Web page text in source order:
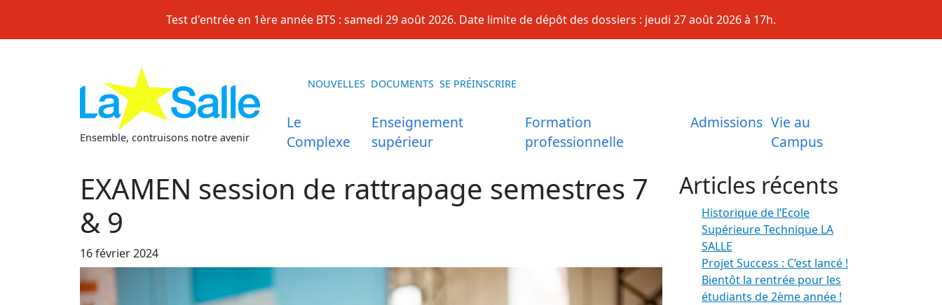
content
Test d'entrée en 1ère année BTS : samedi 29 août 2026. Date limite de dépôt des dossiers : jeudi 27 août 2026 à 17h.
Ensemble, contruisons notre avenir
NOUVELLES DOCUMENTS SE PRÉINSCRIRE
Le
Complexe
Enseignement
supérieur
Formation
professionnelle
Admissions Vie au
Campus
EXAMEN session de rattrapage semestres 7
& 9
16 février 2024
Articles récents
Historique de l’Ecole
Supérieure Technique LA
SALLE
Projet Success : C’est lancé !
Bientôt la rentrée pour les
étudiants de 2ème année !